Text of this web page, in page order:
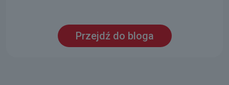
Przejdź do bloga